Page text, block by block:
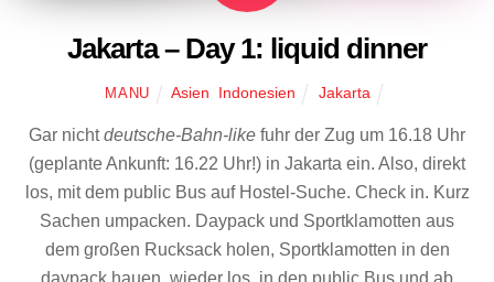
Jakarta – Day 1: liquid dinner
MANU Asien Indonesien Jakarta
Gar nichtdeutsche-Bahn-like fuhr der Zug um 16.18 Uhr
(geplante Ankunft: 16.22 Uhr!) in Jakarta ein. Also, direkt
los, mit dem public Bus auf Hostel-Suche. Check in. Kurz
Sachen umpacken. Daypack und Sportklamotten aus
dem großen Rucksack holen, Sportklamotten in den
daypack hauen, wieder los, in den public Bus und ab